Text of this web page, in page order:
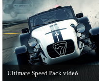
című cikksorozatának utolsó részét
olvashatjuk.
Ultimate Speed Pack videó